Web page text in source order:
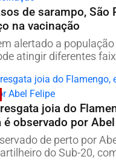
de sarampo, São
na vacinação
alertado a
atingir diferentes
joia do
é observado por
de perto por
do Sub-20,